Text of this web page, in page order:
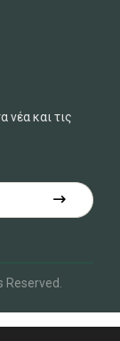
νέα και τις
Reserved.